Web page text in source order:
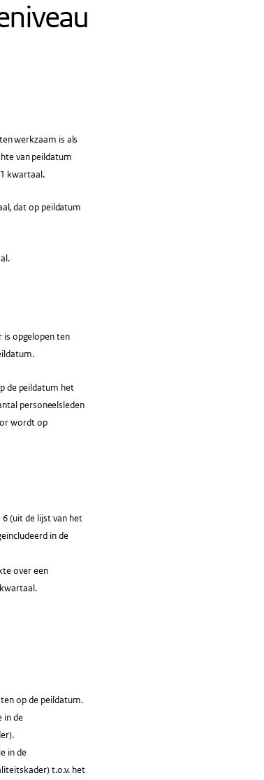
werkzaam is als
van peildatum
kwartaal.
dat op peildatum
is opgelopen ten
de peildatum het
personeelsleden
wordt op
(uit de lijst van het
in de
over een
op de peildatum.
in de
in de
t.o.v. het